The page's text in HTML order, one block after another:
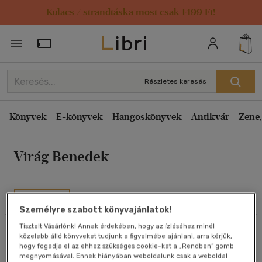
Kulacs / strandtáska most csak 1499 Ft!
Törzsvásárlói Kártya adatai
Részletes keresés
Könyvek E-könyvek Hangoskönyvek Antikvár
Virág Benedek
Szűrés Rendezés
Rendezés
Kiadás éve szerint csökkenő
Ár szerint csökkenő
Eladott darabszám szerint csökkenő
Cím szerint A-Z
Szerző szerint A-Z
Megjelenítés
Személyre szabott könyvajánlatok!
Tisztelt Vásárlónk! Annak érdekében, hogy az ízléséhez minél
közelebb álló könyveket tudjunk a figyelmébe ajánlani, arra kérjük,
hogy fogadja el az ehhez szükséges cookie-kat a „Rendben” gomb
megnyomásával. Ennek hiányában weboldalunk csak a weboldal